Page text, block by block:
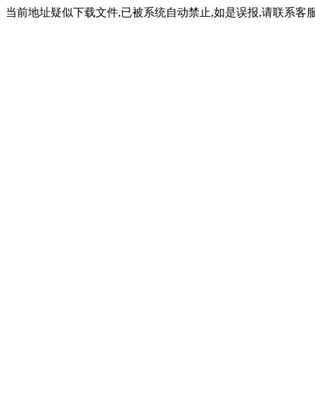
当前地址疑似下载文件,已被系统自动禁止,如是误报,请联系客